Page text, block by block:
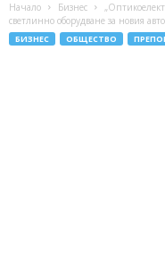
Начало Бизнес
светлинно оборудване за новия
БИЗНЕС ОБЩЕСТВО